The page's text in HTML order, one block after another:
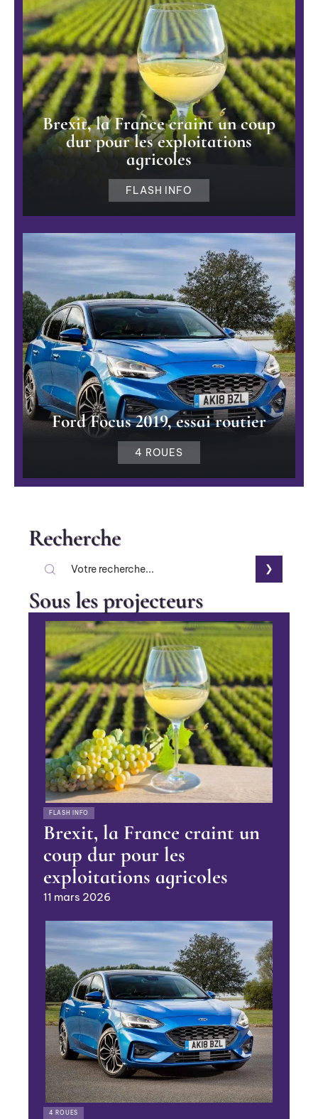
Brexit, la France craint un coup
dur pour les exploitations
agricoles
FLASH INFO
Ford Focus 2019, essai routier
4 ROUES
Recherche
Sous les projecteurs
FLASH INFO
Brexit, la France craint un
coup dur pour les
exploitations agricoles
11 mars 2026
4 ROUES